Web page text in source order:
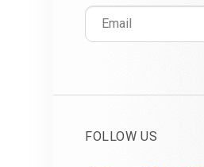
FOLLOW US